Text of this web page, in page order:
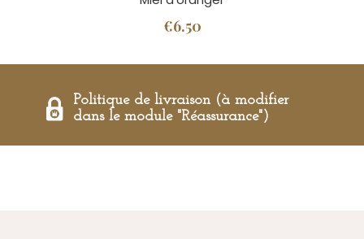
€6.50
Politique de livraison (à modifier
dans le module "Réassurance")